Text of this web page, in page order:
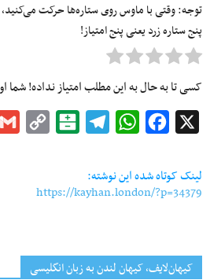
توجه: وقتی با ماوس روی ستاره‌ها حرکت می‌کنید،
پنج ستاره زرد یعنی پنج امتیاز!
کسی تا به حال به این مطلب امتیاز نداده! شما
Facebook
WhatsApp
Telegram
Balatarin
Copy
لینک کوتاه شده این نوشته:
https://kayhan.london/?p=34379
کیهان‌لایف، کیهان لندن به زبان انگلیسی